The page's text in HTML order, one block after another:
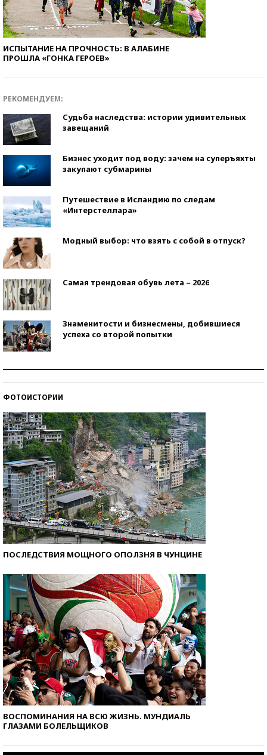
ИСПЫТАНИЕ НА ПРОЧНОСТЬ: В АЛАБИНЕ
ПРОШЛА «ГОНКА ГЕРОЕВ»
РЕКОМЕНДУЕМ:
Судьба наследства: истории удивительных
завещаний
Бизнес уходит под воду: зачем на суперъяхты
закупают субмарины
Путешествие в Исландию по следам
«Интерстеллара»
Модный выбор: что взять с собой в отпуск?
Самая трендовая обувь лета – 2026
Знаменитости и бизнесмены, добившиеся
успеха со второй попытки
ФОТОИСТОРИИ
ПОСЛЕДСТВИЯ МОЩНОГО ОПОЛЗНЯ В ЧУНЦИНЕ
ВОСПОМИНАНИЯ НА ВСЮ ЖИЗНЬ. МУНДИАЛЬ
ГЛАЗАМИ БОЛЕЛЬЩИКОВ